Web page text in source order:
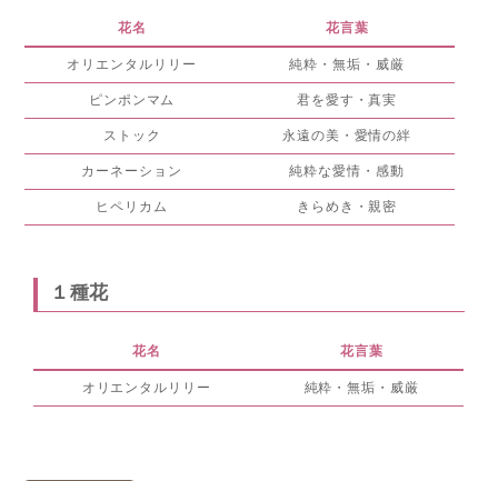
花名 花言葉
オリエンタルリリー 純粋・無垢・威厳
ピンポンマム 君を愛す・真実
ストック 永遠の美・愛情の絆
カーネーション 純粋な愛情・感動
ヒペリカム きらめき・親密
１種花
花名 花言葉
オリエンタルリリー 純粋・無垢・威厳